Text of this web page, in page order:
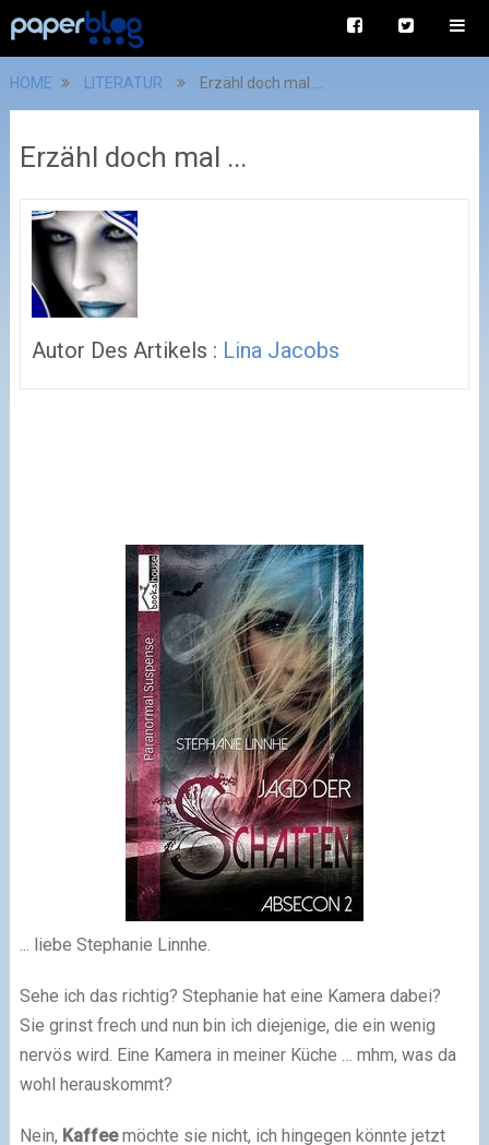
HOME LITERATUR Erzähl doch mal ...
Erzähl doch mal ...
Autor Des Artikels : Lina Jacobs
... liebe Stephanie Linnhe.
Sehe ich das richtig? Stephanie hat eine Kamera dabei?
Sie grinst frech und nun bin ich diejenige, die ein wenig
nervös wird. Eine Kamera in meiner Küche … mhm, was da
wohl herauskommt?
Nein, Kaffeemöchte sie nicht, ich hingegen könnte jetzt